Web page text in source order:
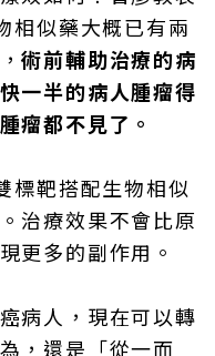
相似藥大概已有兩
術前輔助治療的病
一半的病人腫瘤得
瘤都不見了。
標靶搭配生物相似
治療效果不會比原
更多的副作用。
病人，現在可以轉
，還是「從一而